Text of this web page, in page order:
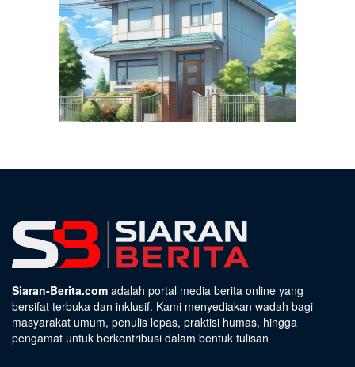
Siaran-Berita.com adalah portal media berita online yang
bersifat terbuka dan inklusif. Kami menyediakan wadah bagi
masyarakat umum, penulis lepas, praktisi humas, hingga
pengamat untuk berkontribusi dalam bentuk tulisan